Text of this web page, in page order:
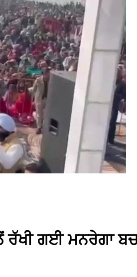
ਰੱਖੀ ਗਈ ਮਨਰੇਗਾ